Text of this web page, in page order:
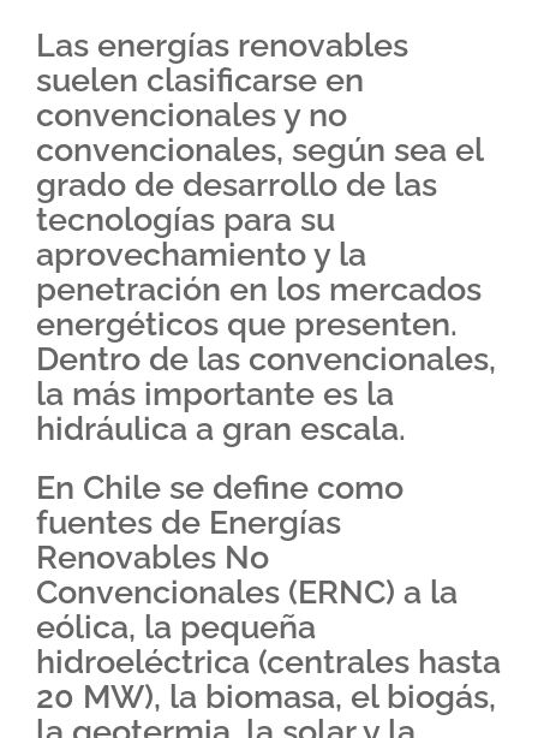
Las energías renovables
suelen clasificarse en
convencionales y no
convencionales, según sea el
grado de desarrollo de las
tecnologías para su
aprovechamiento y la
penetración en los mercados
energéticos que presenten.
Dentro de las convencionales,
la más importante es la
hidráulica a gran escala.
En Chile se define como
fuentes de Energías
Renovables No
Convencionales (ERNC) a la
eólica, la pequeña
hidroeléctrica (centrales hasta
20 MW), la biomasa, el biogás,